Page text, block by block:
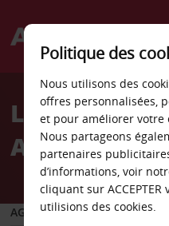
Welcome
AvisLocation de
Aéroport de
AGENCE DE DÉPART
Politique des
Nous utilisons des
offres personnalisées,
et pour améliorer votre
Nous partageons
partenaires
d’informations, voir
cliquant sur
utilisions des cookies.